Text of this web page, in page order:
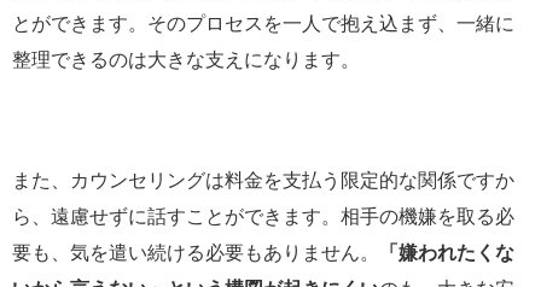
とができます。そのプロセスを一人で抱え込まず、一緒に
整理できるのは大きな支えになります。
また、カウンセリングは料金を支払う限定的な関係ですか
ら、遠慮せずに話すことができます。相手の機嫌を取る必
要も、気を遣い続ける必要もありません。
「嫌われたくな